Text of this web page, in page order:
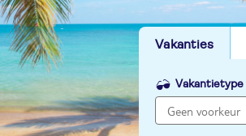
Vakanties
Vakantietype